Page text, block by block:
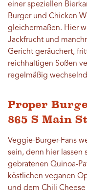
einer speziellen
Burger und Chicken
gleichermaßen. Hier
Jackfrucht und
Gericht geräuchert,
reichhaltigen Soßen
regelmäßig
Proper
865 S Main
Veggie-Burger-Fans
sein, denn hier lassen
gebratenen Quinoa-
köstlichen veganen
und dem Chili